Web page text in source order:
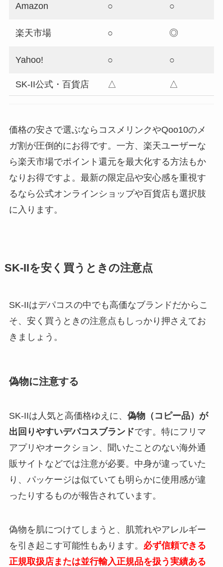
Amazon ○ ○
楽天市場 ○ ◎
Yahoo! ○ ○
SK-II公式・百貨店 △ △
価格の安さで選ぶならコスメリンクやQoo10のメ
ガ割が圧倒的にお得です。一方、楽天ユーザーな
ら楽天市場でポイント還元を最大化する方法もか
なりお得ですよ。最新の限定品や安心感を重視す
るなら公式オンラインショップや百貨店も選択肢
に入ります。
SK-IIを安く買うときの注意点
SK-IIはデパコスの中でも高価なブランドだからこ
そ、安く買うときの注意点もしっかり押さえてお
きましょう。
偽物に注意する
SK-IIは人気と高価格ゆえに、 偽物（コピー品）が
出回りやすいデパコスブランドです。特にフリマ
アプリやオークション、聞いたことのない海外通
販サイトなどでは注意が必要。中身が違っていた
り、パッケージは似ていても明らかに使用感が違
ったりするものが報告されています。
偽物を肌につけてしまうと、肌荒れやアレルギー
を引き起こす可能性もあります。 必ず信頼できる
正規取扱店または並行輸入正規品を扱う実績ある